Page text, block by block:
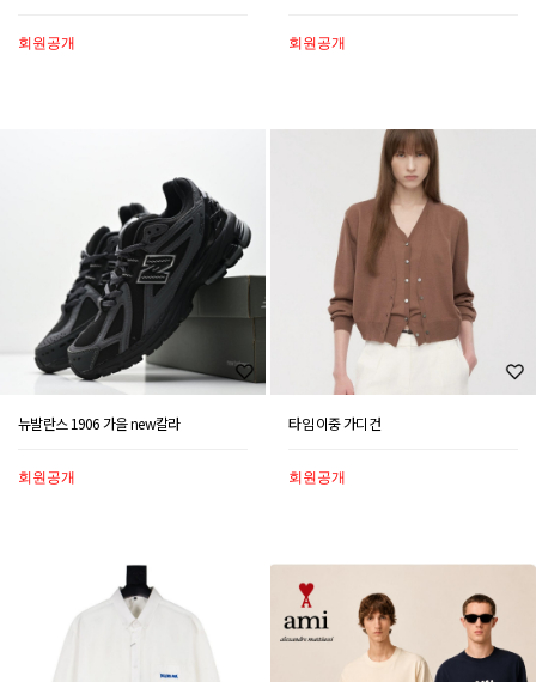
회원공개 회원공개
뉴발란스 1906 가을 new칼라
회원공개
타임 이중 가디건
회원공개